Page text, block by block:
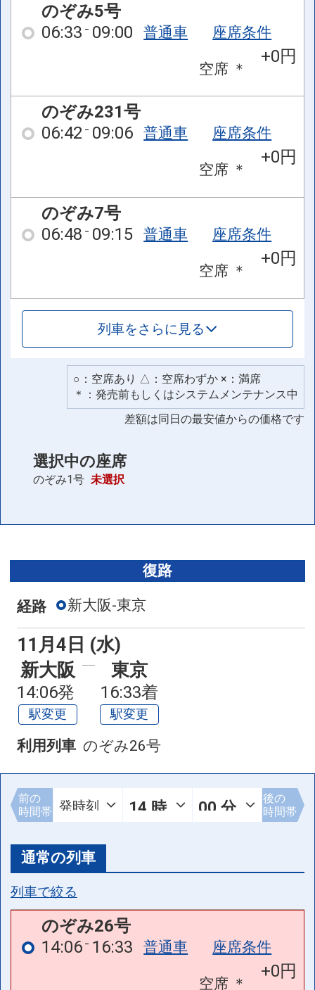
のぞみ5号
06:33 09:00 普通車 座席条件
空席 ＊
+0円
のぞみ231号
06:42 09:06 普通車 座席条件
空席 ＊
+0円
のぞみ7号
06:48 09:15 普通車 座席条件
空席 ＊
+0円
列車をさらに見る
○：空席あり △：空席わずか ×：満席
＊：発売前もしくはシステムメンテナンス中
差額は同日の最安値からの価格です
選択中の座席
のぞみ1号 未選択
復路
経路 新大阪-東京
11月4日 (水)
新大阪
14:06発
駅変更
東京
16:33着
駅変更
利用列車 のぞみ26号
前の
時間帯
後の
時間帯
通常の列車
列車で絞る
のぞみ26号
14:06 16:33 普通車 座席条件
空席 ＊
+0円